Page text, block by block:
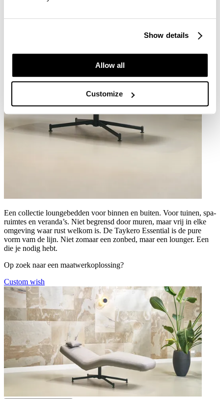
Show details
Allow all
Customize
Een collectie loungebedden voor binnen en buiten. Voor tuinen, spa-
ruimtes en veranda’s. Niet begrensd door muren, maar vrij in elke
omgeving waar rust welkom is. De Taykero Essential is de pure
vorm vam de lijn. Niet zomaar een zonbed, maar een lounger. Een
die je nodig hebt.
Op zoek naar een maatwerkoplossing?
Custom wish